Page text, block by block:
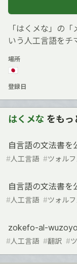
「はくメな」の
いう人工言語をチ
場所
🇯🇵
登録日
はくメな をもっ
自言語の文法書を
#人工言語 #ツォル
自言語の文法書を
#人工言語 #ツォル
zokefo-al-
#人工言語 #翻訳 #